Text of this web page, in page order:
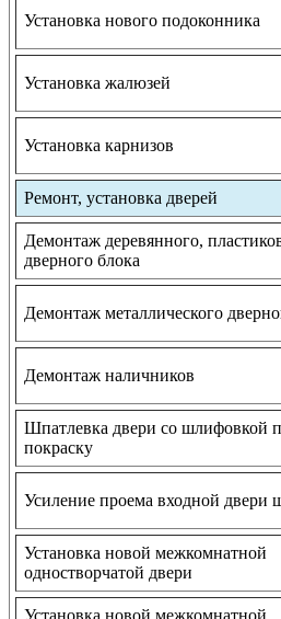
Установка нового подоконника
Установка жалюзей
Установка карнизов
Ремонт, установка дверей
Демонтаж деревянного,
дверного блока
Демонтаж металлического
Демонтаж наличников
Шпатлевка двери со шлифовкой
покраску
Усиление проема входной двери
Установка новой межкомнатной
одностворчатой двери